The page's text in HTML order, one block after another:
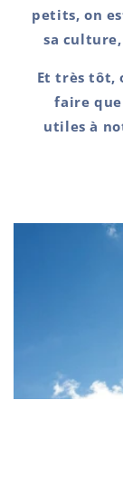
petits, on
sa
Et très tôt,
faire
utiles à